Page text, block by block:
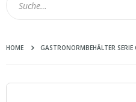
HOME GASTRONORMBEHÄLTER
Zum